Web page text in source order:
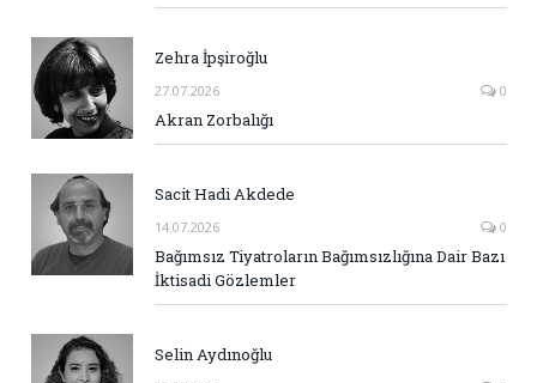
Zehra İpşiroğlu
27.07.2026 0
Akran Zorbalığı
Sacit Hadi Akdede
14.07.2026 0
Bağımsız Tiyatroların Bağımsızlığına Dair Bazı
İktisadi Gözlemler
Selin Aydınoğlu